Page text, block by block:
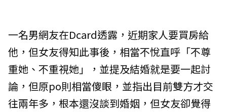
一名男網友在Dcard透露，近期家人要買房給
他，但女友得知此事後，相當不悅直呼「不尊
重她、不重視她」，並提及結婚就是要一起討
論，但原po則相當傻眼，並指出目前雙方才交
往兩年多，根本還沒談到婚姻，但女友卻覺得